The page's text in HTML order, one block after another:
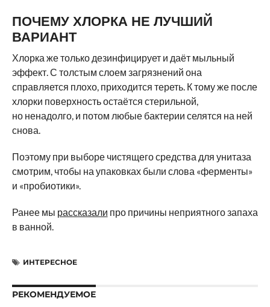
ПОЧЕМУ ХЛОРКА НЕ ЛУЧШИЙ
ВАРИАНТ
Хлорка же только дезинфицирует и даёт мыльный
эффект. С толстым слоем загрязнений она
справляется плохо, приходится тереть. К тому же после
хлорки поверхность остаётся стерильной,
но ненадолго, и потом любые бактерии селятся на ней
снова.
Поэтому при выборе чистящего средства для унитаза
смотрим, чтобы на упаковках были слова «ферменты»
и «пробиотики».
Ранее мы рассказали про причины неприятного запаха
в ванной.
ИНТЕРЕСНОЕ
РЕКОМЕНДУЕМОЕ